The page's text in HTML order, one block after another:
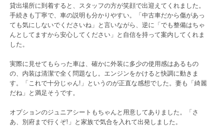
貸出場所に到着すると、スタッフの方が笑顔で出迎えてくれました。
手続きも丁寧で、車の説明も分かりやすい。「中古車だから傷があっ
ても気にしないでくださいね」と言いながら、逆に「でも整備はちゃ
んとしてますから安心してください」と自信を持って案内してくれま
した。
実際に見せてもらった車は、確かに外装に多少の使用感はあるもの
の、内装は清潔で全く問題なし。エンジンをかけると快調に動きま
す。「これで十分じゃん!」というのが正直な感想でした。妻も「綺麗
だね」と満足そうです。
オプションのジュニアシートもちゃんと用意してありました。「さ
あ、別府まで行くぞ!」と家族で気合を入れて出発しました。